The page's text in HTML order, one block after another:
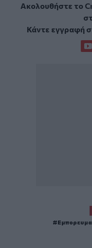
Ακολουθήστε το
Κάντε εγγραφή